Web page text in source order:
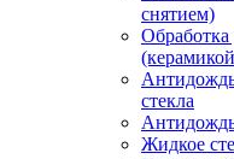
снятием)
Обработка
стекла
Жидкое